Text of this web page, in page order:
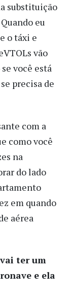
substituição
eu
o táxi e
vão
você está
precisa de
com a
como você
na
do lado
em quando
aérea
ter um
e ela